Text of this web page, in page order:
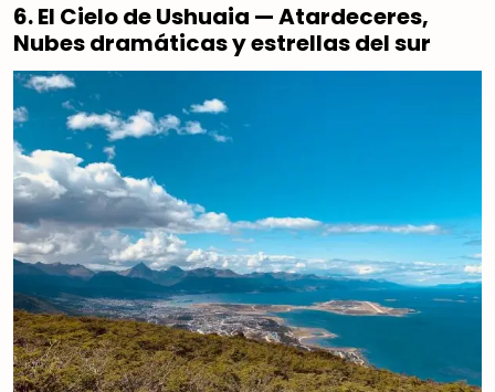
6. El Cielo de Ushuaia — Atardeceres,
Nubes dramáticas y estrellas del sur